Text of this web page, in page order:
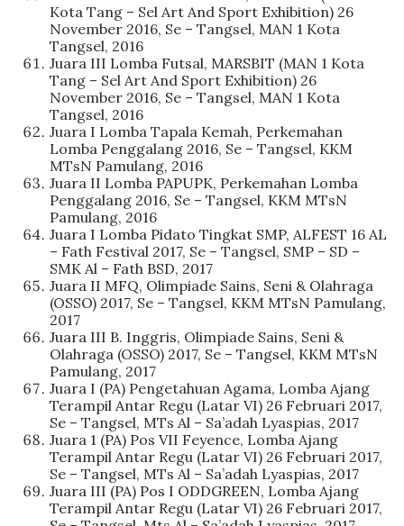
Kota Tang – Sel Art And Sport Exhibition) 26
November 2016, Se – Tangsel, MAN 1 Kota
Tangsel, 2016
Juara III Lomba Futsal, MARSBIT (MAN 1 Kota
Tang – Sel Art And Sport Exhibition) 26
November 2016, Se – Tangsel, MAN 1 Kota
Tangsel, 2016
Juara I Lomba Tapala Kemah, Perkemahan
Lomba Penggalang 2016, Se – Tangsel, KKM
MTsN Pamulang, 2016
Juara II Lomba PAPUPK, Perkemahan Lomba
Penggalang 2016, Se – Tangsel, KKM MTsN
Pamulang, 2016
Juara I Lomba Pidato Tingkat SMP, ALFEST 16 AL
– Fath Festival 2017, Se – Tangsel, SMP – SD –
SMK Al – Fath BSD, 2017
Juara II MFQ, Olimpiade Sains, Seni & Olahraga
(OSSO) 2017, Se – Tangsel, KKM MTsN Pamulang,
2017
Juara III B. Inggris, Olimpiade Sains, Seni &
Olahraga (OSSO) 2017, Se – Tangsel, KKM MTsN
Pamulang, 2017
Juara I (PA) Pengetahuan Agama, Lomba Ajang
Terampil Antar Regu (Latar VI) 26 Februari 2017,
Se – Tangsel, MTs Al – Sa’adah Lyaspias, 2017
Juara 1 (PA) Pos VII Feyence, Lomba Ajang
Terampil Antar Regu (Latar VI) 26 Februari 2017,
Se – Tangsel, MTs Al – Sa’adah Lyaspias, 2017
Juara III (PA) Pos I ODDGREEN, Lomba Ajang
Terampil Antar Regu (Latar VI) 26 Februari 2017,